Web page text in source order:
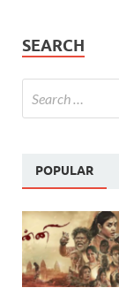
SEARCH
POPULAR